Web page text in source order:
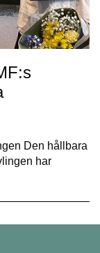
Den hållbara
har